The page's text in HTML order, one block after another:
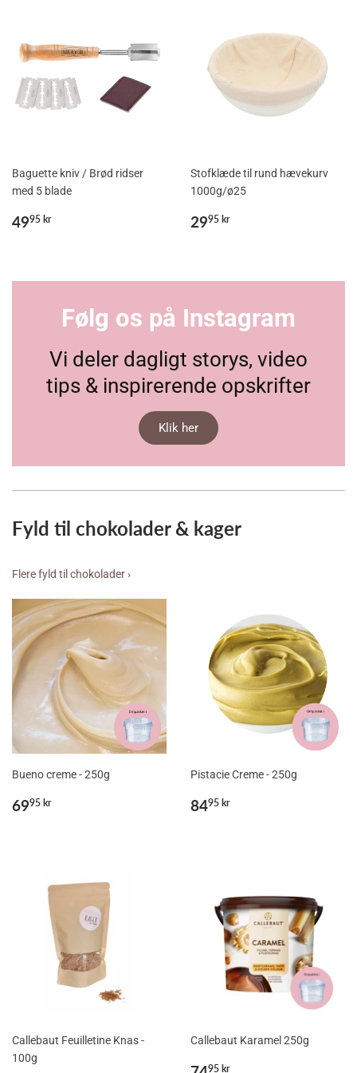
Baguette kniv / Brød ridser
med 5 blade
Normalpris
4995 kr49,95
Stofklæde til rund hævekurv
1000g/ø25
Normalpris
2995 kr29,95
Følg os på Instagram
Vi deler dagligt storys, video
tips & inspirerende opskrifter
Klik her
Fyld til chokolader & kager
Flere fyld til chokolader ›
Bueno creme - 250g
Normalpris
6995 kr69,95
Pistacie Creme - 250g
Normalpris
8495 kr84,95
Callebaut Feuilletine Knas -
100g
Callebaut Karamel 250g
95 kr